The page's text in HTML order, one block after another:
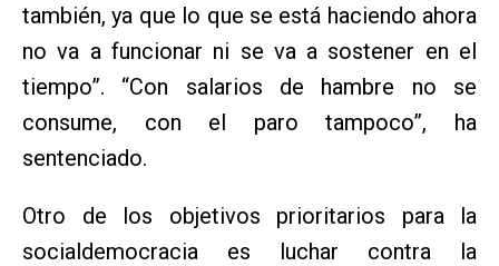
también, ya que lo que se está haciendo ahora
no va a funcionar ni se va a sostener en el
tiempo”. “Con salarios de hambre no se
consume, con el paro tampoco”, ha
sentenciado.
Otro de los objetivos prioritarios para la
socialdemocracia es luchar contra la